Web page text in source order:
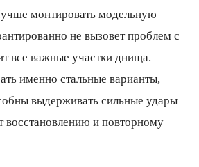
монтировать модельную
не вызовет проблем с
все важные участки днища.
именно стальные варианты,
выдерживать сильные удары
восстановлению и повторному